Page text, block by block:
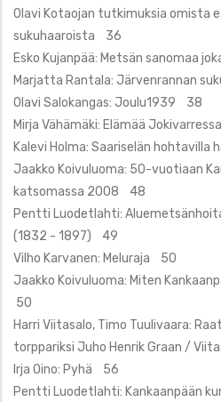
Olavi Kotaojan tutkimuksia omista
sukuhaaroista 36
Esko Kujanpää: Metsän sanomaa
Marjatta Rantala: Järvenrannan
Olavi Salokangas: Joulu1939 38
Mirja Vähämäki: Elämää
Kalevi Holma: Saariselän hohtavilla
Jaakko Koivuluoma: 50-vuotiaan
katsomassa 2008 48
Pentti Luodetlahti:
(1832 - 1897) 49
Vilho Karvanen: Meluraja 50
Jaakko Koivuluoma: Miten
50
Harri Viitasalo, Timo Tuulivaara:
torppariksi Juho Henrik Graan /
Irja Oino: Pyhä 56
Pentti Luodetlahti: Kankaanpään